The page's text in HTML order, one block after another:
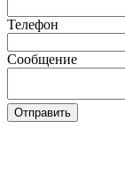
Телефон
Сообщение
Отправить